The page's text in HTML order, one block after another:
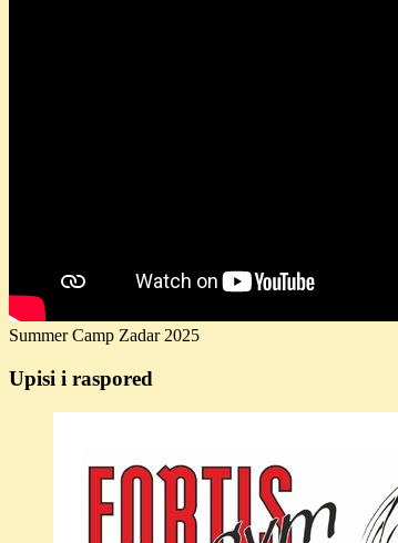
Summer Camp Zadar 2025
Upisi i raspored